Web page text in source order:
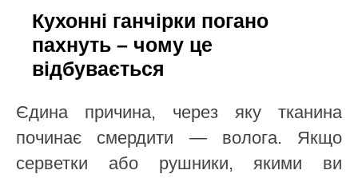
Кухонні ганчірки погано
пахнуть – чому це
відбувається
Єдина причина, через яку тканина
починає смердити — волога. Якщо
серветки або рушники, якими ви